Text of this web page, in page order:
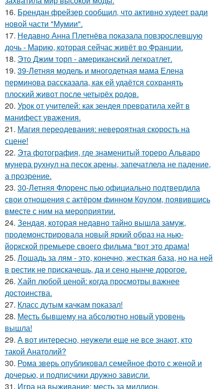
16. Брендан фрейзер сообщил, что активно худеет ради
новой части "Мумии".
17. Недавно Анна Плетнёва показала повзрослевшую
дочь - Марию, которая сейчас живёт во Франции.
18. Это Джим торп - американский легкоатлет.
19. 39-Летняя модель и многодетная мама Елена
перминова рассказала, как ей удаётся сохранять
плоский живот после четырёх родов.
20. Урок от учителей: как зендея превратила хейт в
манифест уважения.
21. Магия переодевания: невероятная скорость на
сцене!
22. Эта фотография, где знаменитый тореро Альваро
мунера рухнул на песок арены, запечатлела не падение,
а прозрение.
23. 30-Летняя Флоренс пью официально подтвердила
свои отношения с актёром финном Коулом, появившись
вместе с ним на мероприятии.
24. Зендая, которая недавно тайно вышла замуж,
продемонстрировала новый яркий образ на нью-
йоркской премьере своего фильма "вот это драма!
25. Лошадь за лям - это, конечно, жесткая база, но на ней
в рестик не прискачешь, да и сено нынче дорогое.
26. Хайп любой ценой: когда просмотры важнее
достоинства.
27. Класс дутым качкам показал!
28. Месть бывшему на абсолютно новый уровень
вышла!
29. А вот интересно, неужели еще не все знают, кто
такой Анатолий?
30. Рома зверь опубликовал семейное фото с женой и
дочерью, и подписчики дружно зависли.
31. Игра на выживание: месть за миллион.